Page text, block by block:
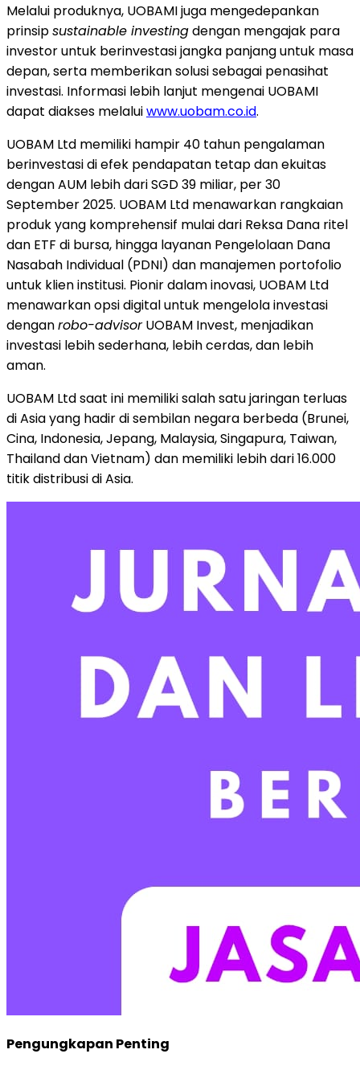
Melalui produknya, UOBAMI juga mengedepankan
prinsipsustainable investingdengan mengajak para
investor untuk berinvestasi jangka panjang untuk masa
depan, serta memberikan solusi sebagai penasihat
investasi. Informasi lebih lanjut mengenai UOBAMI
dapat diakses melaluiwww.uobam.co.id.
UOBAM Ltd memiliki hampir 40 tahun pengalaman
berinvestasi di efek pendapatan tetap dan ekuitas
dengan AUM lebih dariSGD 39 miliar, per30
September 2025. UOBAM Ltd menawarkan rangkaian
produk yang komprehensif mulai dari Reksa Dana ritel
dan ETF di bursa, hingga layanan Pengelolaan Dana
Nasabah Individual (PDNI) dan manajemen portofolio
untuk klien institusi. Pionir dalam inovasi, UOBAM Ltd
menawarkan opsi digital untuk mengelola investasi
denganrobo-advisorUOBAM Invest, menjadikan
investasi lebih sederhana, lebih cerdas, dan lebih
aman.
UOBAM Ltd saat ini memiliki salah satu jaringan terluas
diAsiayang hadir di sembilan negara berbeda (Brunei,
Cina, Indonesia, Jepang, Malaysia, Singapura, Taiwan,
ThailanddanVietnam) dan memiliki lebih dari 16.000
titik distribusi diAsia.
Pengungkapan Penting